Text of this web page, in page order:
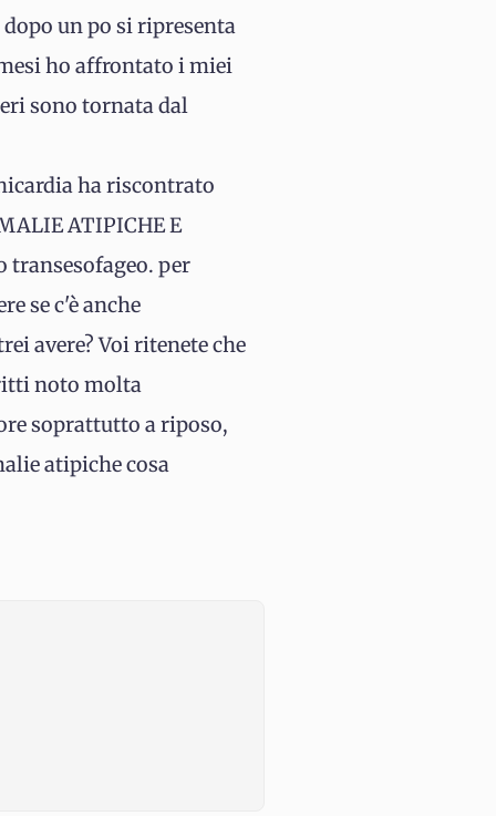
un po si ripresenta
ho affrontato i miei
sono tornata dal
ha riscontrato
ATIPICHE E
transesofageo. per
se c'è anche
avere? Voi ritenete che
noto molta
soprattutto a riposo,
atipiche cosa